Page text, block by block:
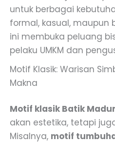
untuk berbagai
formal, kasual, maupun
ini membuka peluang
pelaku UMKM dan
Motif Klasik: Warisan
Makna
Motif klasik Batik
akan estetika, tetapi
Misalnya, motif